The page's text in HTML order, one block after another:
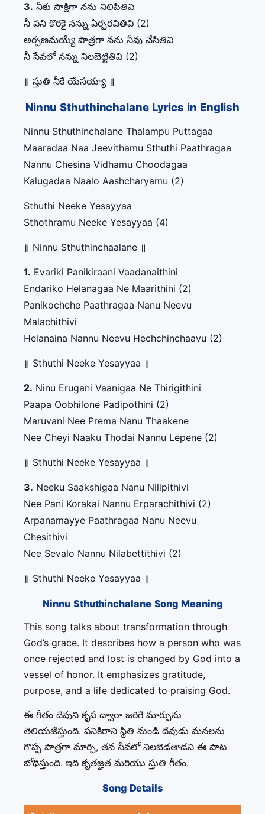
3. నీకు సాక్షిగా నను నిలిపితివి
నీ పని కొరకై నన్ను ఏర్పరచితివి (2)
అర్పణమయ్యే పాత్రగా నను నీవు చేసితివి
నీ సేవలో నన్ను నిలబెట్టితివి (2)
॥ స్తుతి నీకే యేసయ్యా ॥
Ninnu Sthuthinchalane Lyrics in English
Ninnu Sthuthinchalane Thalampu Puttagaa
Maaradaa Naa Jeevithamu Sthuthi Paathragaa
Nannu Chesina Vidhamu Choodagaa
Kalugadaa Naalo Aashcharyamu (2)
Sthuthi Neeke Yesayyaa
Sthothramu Neeke Yesayyaa (4)
॥ Ninnu Sthuthinchaalane ॥
1. Evariki Panikiraani Vaadanaithini
Endariko Helanagaa Ne Maarithini (2)
Panikochche Paathragaa Nanu Neevu
Malachithivi
Helanaina Nannu Neevu Hechchinchaavu (2)
॥ Sthuthi Neeke Yesayyaa ॥
2. Ninu Erugani Vaanigaa Ne Thirigithini
Paapa Oobhilone Padipothini (2)
Maruvani Nee Prema Nanu Thaakene
Nee Cheyi Naaku Thodai Nannu Lepene (2)
॥ Sthuthi Neeke Yesayyaa ॥
3. Neeku Saakshigaa Nanu Nilipithivi
Nee Pani Korakai Nannu Erparachithivi (2)
Arpanamayye Paathragaa Nanu Neevu
Chesithivi
Nee Sevalo Nannu Nilabettithivi (2)
॥ Sthuthi Neeke Yesayyaa ॥
Ninnu Sthuthinchalane Song Meaning
This song talks about transformation through
God’s grace. It describes how a person who was
once rejected and lost is changed by God into a
vessel of honor. It emphasizes gratitude,
purpose, and a life dedicated to praising God.
ఈ గీతం దేవుని కృప ద్వారా జరిగే మార్పును
తెలియజేస్తుంది. పనికిరాని స్థితి నుండి దేవుడు మనలను
గొప్ప పాత్రగా మార్చి, తన సేవలో నిలబెడతాడని ఈ పాట
బోధిస్తుంది. ఇది కృతజ్ఞత మరియు స్తుతి గీతం.
Song Details